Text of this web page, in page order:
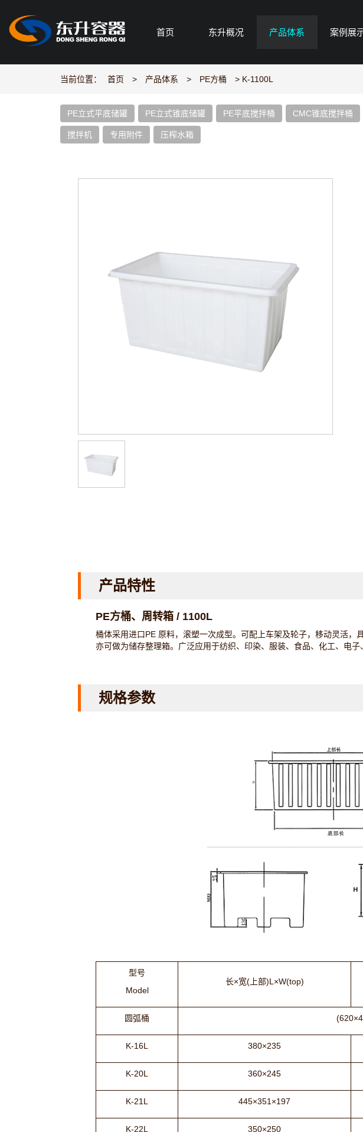
首页 东升概况 产品体系 案例展
当前位置： 首页 > 产品体系 > PE方桶 > K-1100L
PE立式平底储罐 PE立式锥底储罐 PE平底搅拌桶 CMC锥底搅拌桶
搅拌机 专用附件 压榨水箱
产品特性
PE方桶、周转箱 / 1100L
桶体采用进口PE 原料，滚塑一次成型。可配上车架及轮子，移动灵活，
亦可做为储存整理箱。广泛应用于纺织、印染、服装、食品、化工、电子
规格参数
型号
Model
长×宽(上部)L×W(top)
圆弧桶
K-16L 380×235
K-20L 360×245
K-21L 445×351×197
K-22L 350×250